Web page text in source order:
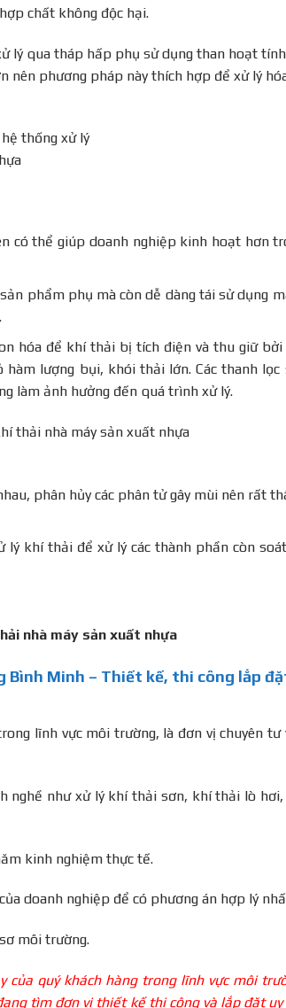
chất không độc hại.
lý qua tháp hấp phụ sử dụng than hoạt
phương pháp này thích hợp để xử lý
có thể giúp doanh nghiệp kinh hoạt hơn
phẩm phụ mà còn dễ dàng tái sử dụng
hóa để khí thải bị tích điện và thu giữ bởi
lượng bụi, khói thải lớn. Các thanh lọc
làm ảnh hưởng đến quá trình xử lý.
phân hủy các phân tử gây mùi nên rất
lý khí thải để xử lý các thành phần còn
Minh – Thiết kế, thi công lắp
lĩnh vực môi trường, là đơn vị chuyên tư
nghề như xử lý khí thải sơn, khí thải lò
kinh nghiệm thực tế.
doanh nghiệp để có phương án hợp lý
môi trường.
quý khách hàng trong lĩnh vực môi
tìm đơn vị thiết kế thi công và lắp đặt